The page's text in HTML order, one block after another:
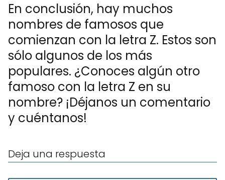
En conclusión, hay muchos
nombres de famosos que
comienzan con la letra Z. Estos son
sólo algunos de los más
populares. ¿Conoces algún otro
famoso con la letra Z en su
nombre? ¡Déjanos un comentario
y cuéntanos!
Deja una respuesta